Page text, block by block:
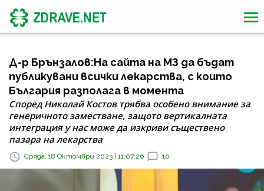
Д-р Брънзалов:На сайта на МЗ да бъдат
публикувани всички лекарства, с които
България разполага в момента
Според Николай Костов трябва особено внимание за
генеричното заместване, защото вертикалната
интеграция у нас може да изкриви съществено
пазара на лекарства
Сряда, 18 Октомври 2023 | 11:07:26 10